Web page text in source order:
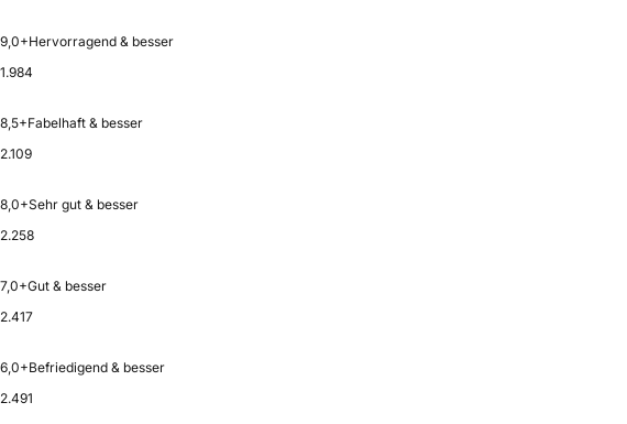
9,0+Hervorragend & besser
1.984
8,5+Fabelhaft & besser
2.109
8,0+Sehr gut & besser
2.258
7,0+Gut & besser
2.417
6,0+Befriedigend & besser
2.491